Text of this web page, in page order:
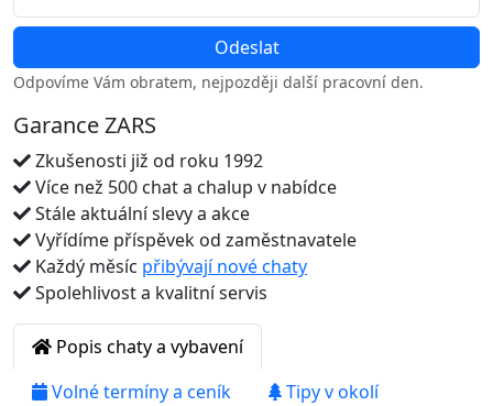
Odpovíme Vám obratem, nejpozději další pracovní den.
Garance ZARS
Zkušenosti již od roku 1992
Více než 500 chat a chalup v nabídce
Stále aktuální slevy a akce
Vyřídíme příspěvek od zaměstnavatele
Každý měsíc přibývají nové chaty
Spolehlivost a kvalitní servis
Popis chaty a vybavení
Volné termíny a ceník
Tipy v okolí